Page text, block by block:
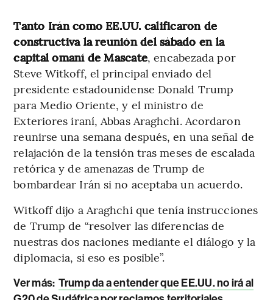
Tanto Irán como EE.UU. calificaron de
constructiva la reunión del sábado en la
capital omaní de Mascate, encabezada por
Steve Witkoff, el principal enviado del
presidente estadounidense Donald Trump
para Medio Oriente, y el ministro de
Exteriores iraní, Abbas Araghchi. Acordaron
reunirse una semana después, en una señal de
relajación de la tensión tras meses de escalada
retórica y de amenazas de Trump de
bombardear Irán si no aceptaba un acuerdo.
Witkoff dijo a Araghchi que tenía instrucciones
de Trump de “resolver las diferencias de
nuestras dos naciones mediante el diálogo y la
diplomacia, si eso es posible”.
Ver más: Trump da a entender que EE.UU. no irá al